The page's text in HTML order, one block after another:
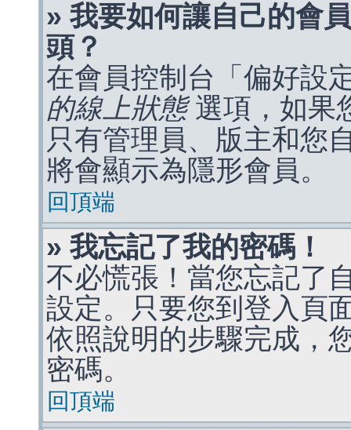
» 我要如何讓自己的會
頭？
在會員控制台「偏好設
的線上狀態選項，如果
只有管理員、版主和您
將會顯示為隱形會員。
回頂端
» 我忘記了我的密碼！
不必慌張！當您忘記了
設定。只要您到登入頁
依照說明的步驟完成，
密碼。
回頂端